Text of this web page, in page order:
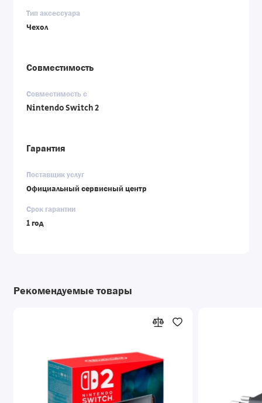
Тип аксессуара
Чехол
Совместимость
Совместимость с
Nintendo Switch 2
Гарантия
Поставщик услуг
Официальный сервисный центр
Срок гарантии
1 год
Рекомендуемые товары